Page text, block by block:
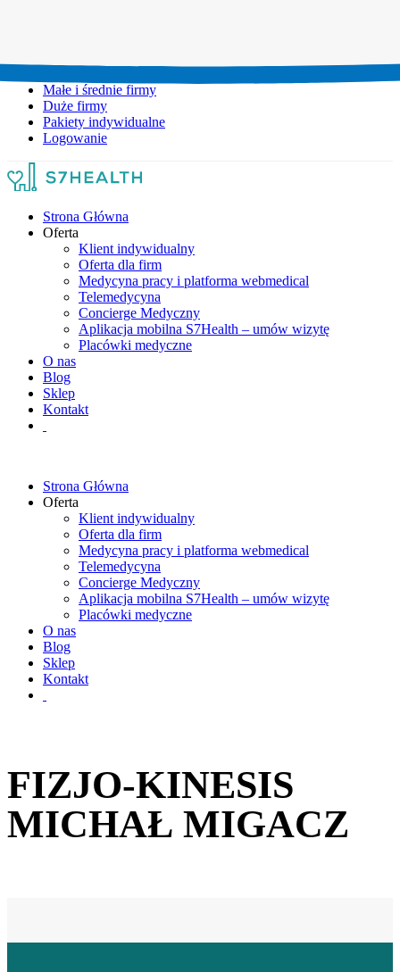
Małe i średnie firmy
Duże firmy
Pakiety indywidualne
Logowanie
Strona Główna
Oferta
Klient indywidualny
Oferta dla firm
Medycyna pracy i platforma webmedical
Telemedycyna
Concierge Medyczny
Aplikacja mobilna S7Health – umów wizytę
Placówki medyczne
O nas
Blog
Sklep
Kontakt
Strona Główna
Oferta
Klient indywidualny
Oferta dla firm
Medycyna pracy i platforma webmedical
Telemedycyna
Concierge Medyczny
Aplikacja mobilna S7Health – umów wizytę
Placówki medyczne
O nas
Blog
Sklep
Kontakt
FIZJO-KINESIS
MICHAŁ MIGACZ